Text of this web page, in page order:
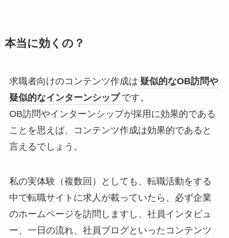
本当に効くの？
求職者向けのコンテンツ作成は 疑似的なOB訪問や
疑似的なインターンシップ です。
OB訪問やインターンシップが採用に効果的である
ことを思えば、コンテンツ作成は効果的であると
言えるでしょう。
私の実体験（複数回）としても、転職活動をする
中で転職サイトに求人が載っていたら、必ず企業
のホームページを訪問しますし、社員インタビュ
ー、一日の流れ、社員ブログといったコンテンツ